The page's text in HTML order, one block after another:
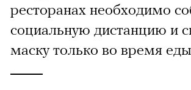
ресторанах необходимо
социальную дистанцию и
маску только во время еды